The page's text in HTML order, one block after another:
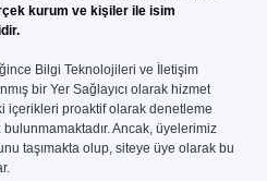
kurum ve kişiler ile isim
Bilgi Teknolojileri ve İletişim
bir Yer Sağlayıcı olarak hizmet
içerikleri proaktif olarak denetleme
Ancak, üyelerimiz
taşımakta olup, siteye üye olarak bu